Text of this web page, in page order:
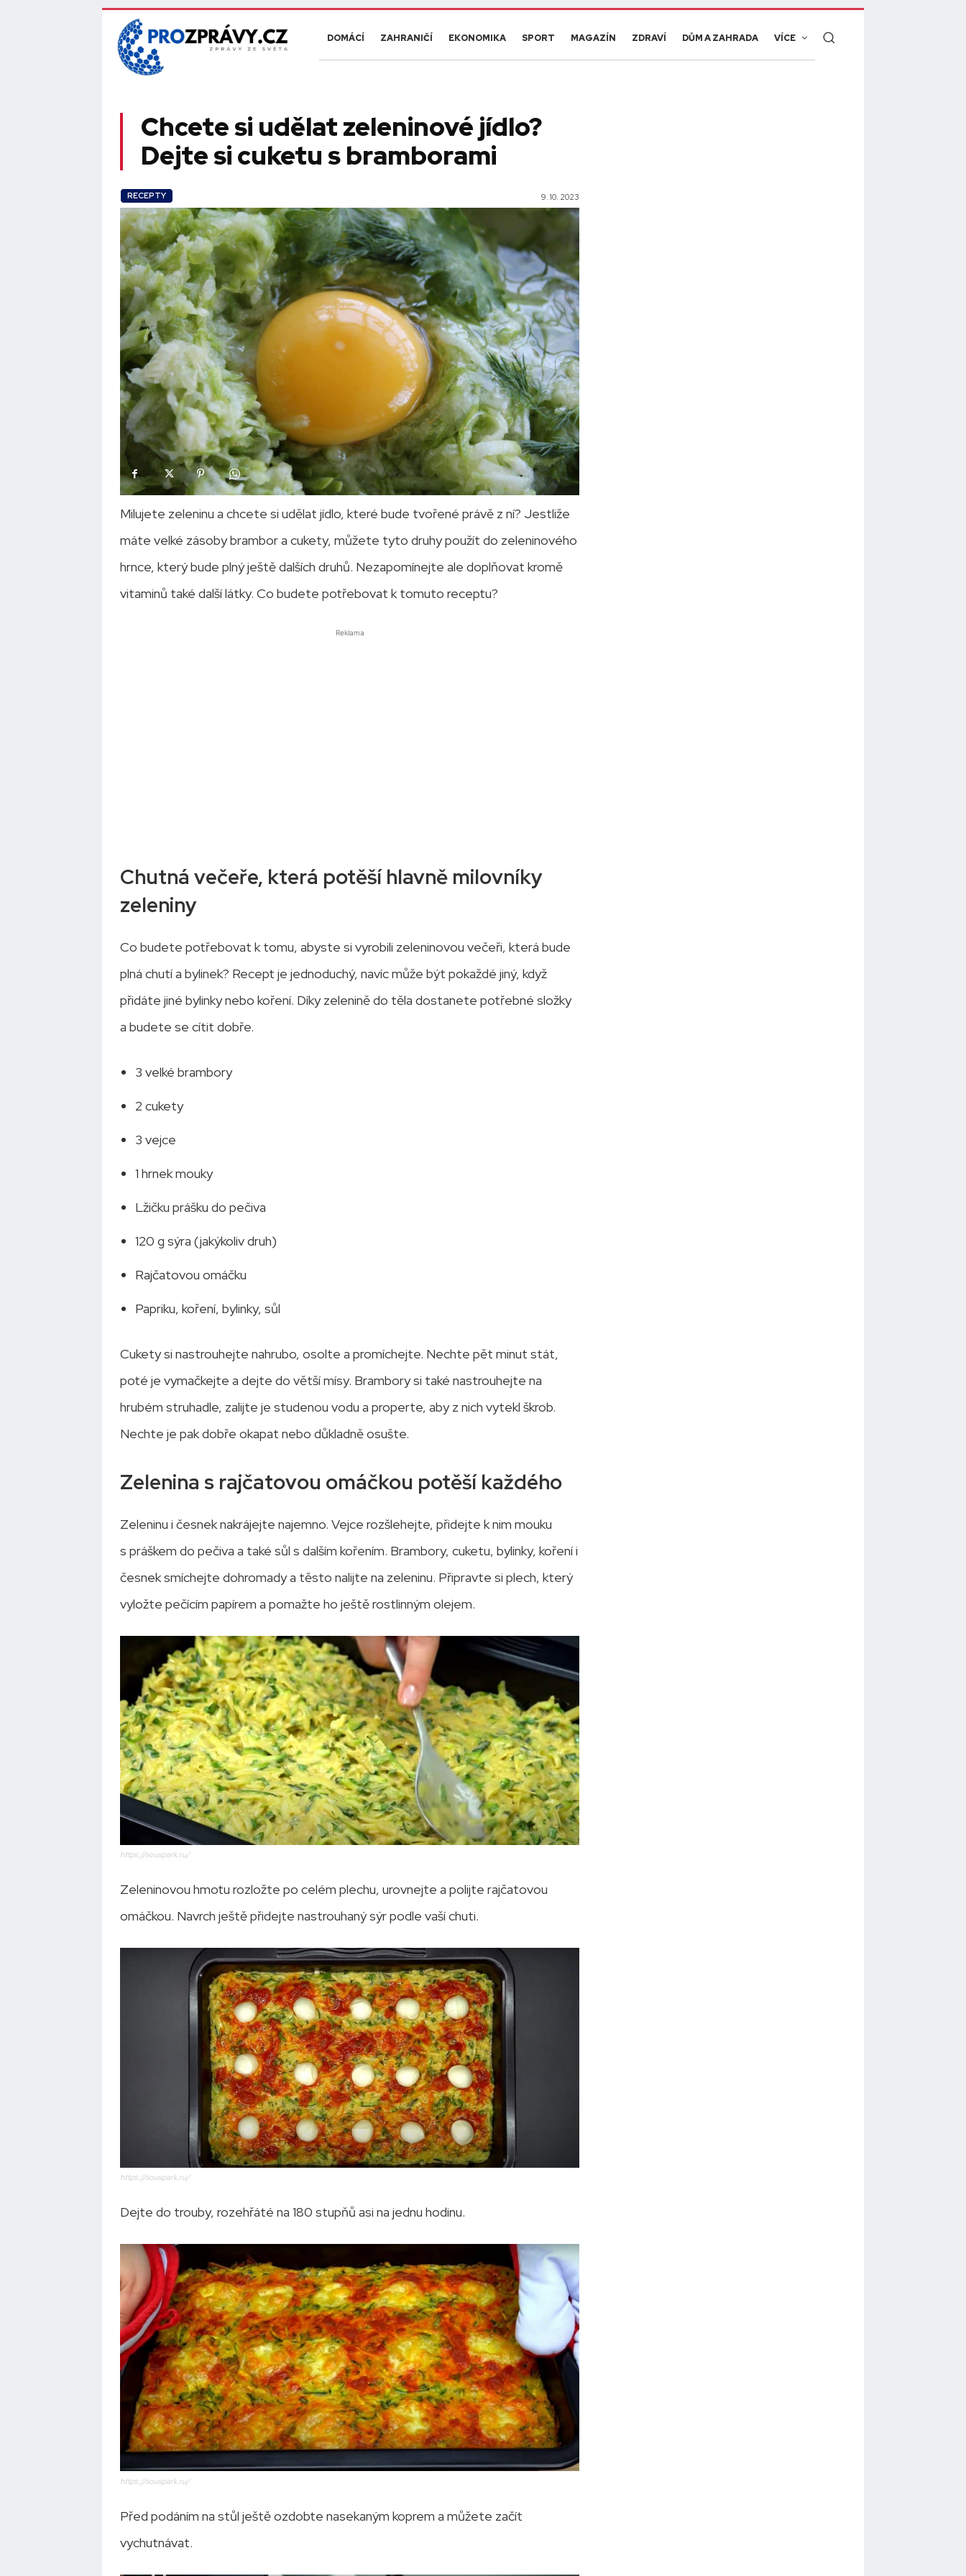
DOMÁCÍ ZAHRANIČÍ EKONOMIKA SPORT MAGAZÍN ZDRAVÍ DŮM A ZAHRADA VÍCE
Chcete si udělat zeleninové jídlo?
Dejte si cuketu s bramborami
RECEPTY 9. 10. 2023
Milujete zeleninu a chcete si udělat jídlo, které bude tvořené právě z ní? Jestliže
máte velké zásoby brambor a cukety, můžete tyto druhy použít do zeleninového
hrnce, který bude plný ještě dalších druhů. Nezapomínejte ale doplňovat kromě
vitaminů také další látky. Co budete potřebovat k tomuto receptu?
Reklama
Chutná večeře, která potěší hlavně milovníky
zeleniny
Co budete potřebovat k tomu, abyste si vyrobili zeleninovou večeři, která bude
plná chutí a bylinek? Recept je jednoduchý, navíc může být pokaždé jiný, když
přidáte jiné bylinky nebo koření. Díky zelenině do těla dostanete potřebné složky
a budete se cítit dobře.
3 velké brambory
2 cukety
3 vejce
1 hrnek mouky
Lžičku prášku do pečiva
120 g sýra (jakýkoliv druh)
Rajčatovou omáčku
Papriku, koření, bylinky, sůl
Cukety si nastrouhejte nahrubo, osolte a promíchejte. Nechte pět minut stát,
poté je vymačkejte a dejte do větší mísy. Brambory si také nastrouhejte na
hrubém struhadle, zalijte je studenou vodu a properte, aby z nich vytekl škrob.
Nechte je pak dobře okapat nebo důkladně osušte.
Zelenina s rajčatovou omáčkou potěší každého
Zeleninu i česnek nakrájejte najemno. Vejce rozšlehejte, přidejte k nim mouku
s práškem do pečiva a také sůl s dalším kořením. Brambory, cuketu, bylinky, koření i
česnek smíchejte dohromady a těsto nalijte na zeleninu. Připravte si plech, který
vyložte pečícím papírem a pomažte ho ještě rostlinným olejem.
https://souspark.ru/
Zeleninovou hmotu rozložte po celém plechu, urovnejte a polijte rajčatovou
omáčkou. Navrch ještě přidejte nastrouhaný sýr podle vaší chuti.
https://souspark.ru/
Dejte do trouby, rozehřáté na 180 stupňů asi na jednu hodinu.
https://souspark.ru/
Před podáním na stůl ještě ozdobte nasekaným koprem a můžete začít
vychutnávat.